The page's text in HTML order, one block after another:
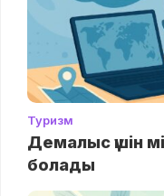
Туризм
Демалыс үшін
болады